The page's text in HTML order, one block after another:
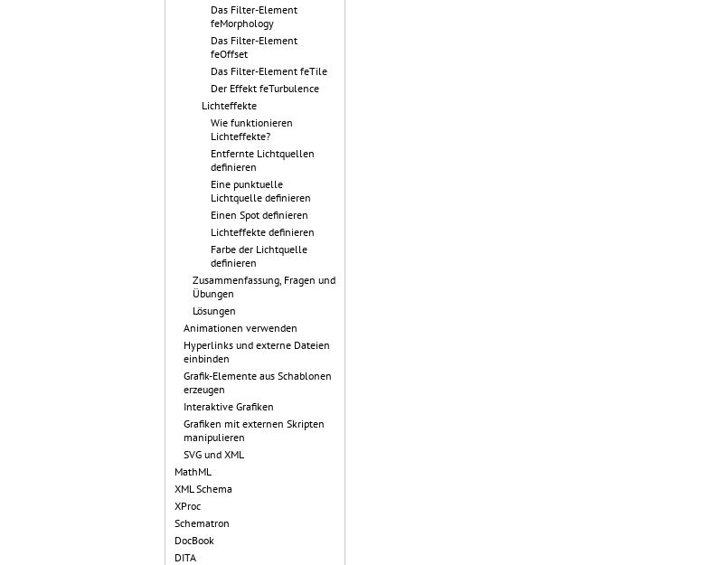
Das Filter-Element
feMorphology
Das Filter-Element
feOffset
Das Filter-Element feTile
Der Effekt feTurbulence
Lichteffekte
Wie funktionieren
Lichteffekte?
Entfernte Lichtquellen
definieren
Eine punktuelle
Lichtquelle definieren
Einen Spot definieren
Lichteffekte definieren
Farbe der Lichtquelle
definieren
Zusammenfassung, Fragen und
Übungen
Lösungen
Animationen verwenden
Hyperlinks und externe Dateien
einbinden
Grafik-Elemente aus Schablonen
erzeugen
Interaktive Grafiken
Grafiken mit externen Skripten
manipulieren
SVG und XML
MathML
XML Schema
XProc
Schematron
DocBook
DITA